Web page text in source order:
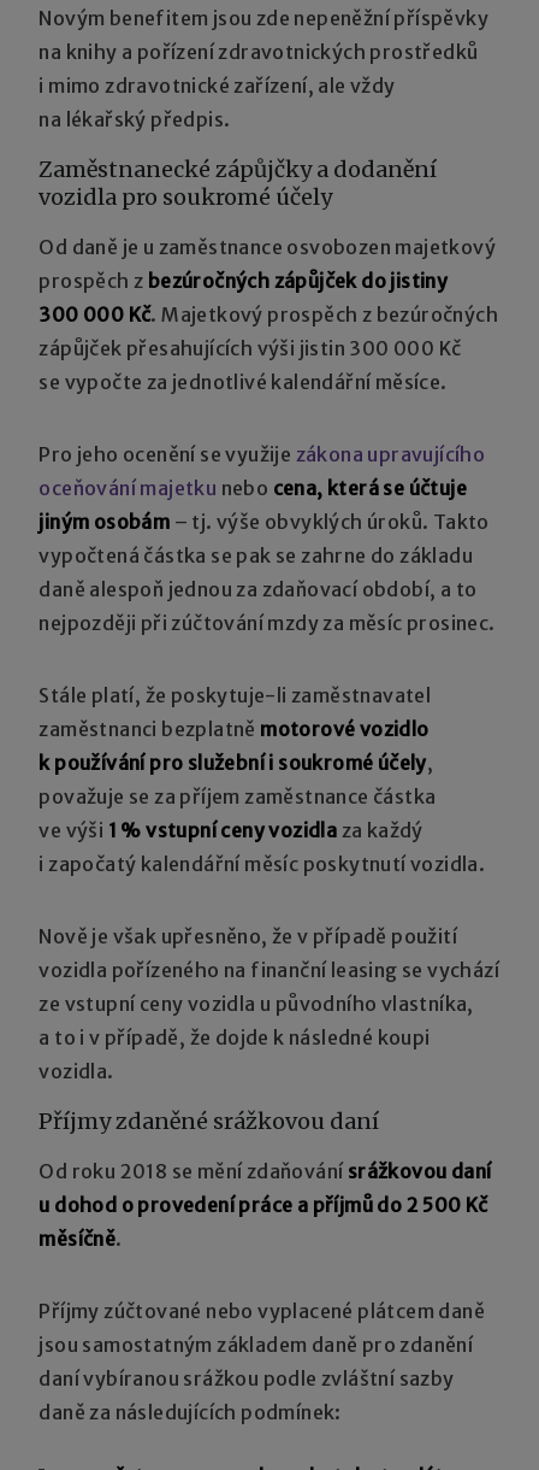
Novým benefitem jsou zde nepeněžní příspěvky
na knihy a pořízení zdravotnických prostředků
i mimo zdravotnické zařízení, ale vždy
na lékařský předpis.
Zaměstnanecké zápůjčky a dodanění
vozidla pro soukromé účely
Od daně je u zaměstnance osvobozen majetkový
prospěch z bezúročných zápůjček do jistiny
300 000 Kč. Majetkový prospěch z bezúročných
zápůjček přesahujících výši jistin 300 000 Kč
se vypočte za jednotlivé kalendářní měsíce.
Pro jeho ocenění se využije zákona upravujícího
oceňování majetku nebo cena, která se účtuje
jiným osobám – tj. výše obvyklých úroků. Takto
vypočtená částka se pak se zahrne do základu
daně alespoň jednou za zdaňovací období, a to
nejpozději při zúčtování mzdy za měsíc prosinec.
Stále platí, že poskytuje-li zaměstnavatel
zaměstnanci bezplatně motorové vozidlo
k používání pro služební i soukromé účely,
považuje se za příjem zaměstnance částka
ve výši 1 % vstupní ceny vozidla za každý
i započatý kalendářní měsíc poskytnutí vozidla.
Nově je však upřesněno, že v případě použití
vozidla pořízeného na finanční leasing se vychází
ze vstupní ceny vozidla u původního vlastníka,
a to i v případě, že dojde k následné koupi
vozidla.
Příjmy zdaněné srážkovou daní
Od roku 2018 se mění zdaňování srážkovou daní
u dohod o provedení práce a příjmů do 2 500 Kč
měsíčně.
Příjmy zúčtované nebo vyplacené plátcem daně
jsou samostatným základem daně pro zdanění
daní vybíranou srážkou podle zvláštní sazby
daně za následujících podmínek: